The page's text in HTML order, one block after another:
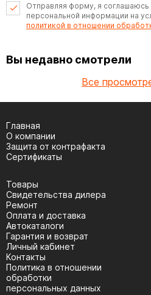
Отправляя форму, я
персональной информации на
политикой в отношении
Вы недавно смотрели
Все
Главная
О компании
Защита от контрафакта
Сертификаты
Товары
Cвидетельства дилера
Ремонт
Оплата и доставка
Автокаталоги
Гарантия и возврат
Личный кабинет
Контакты
Политика в отношении
обработки
персональных данных